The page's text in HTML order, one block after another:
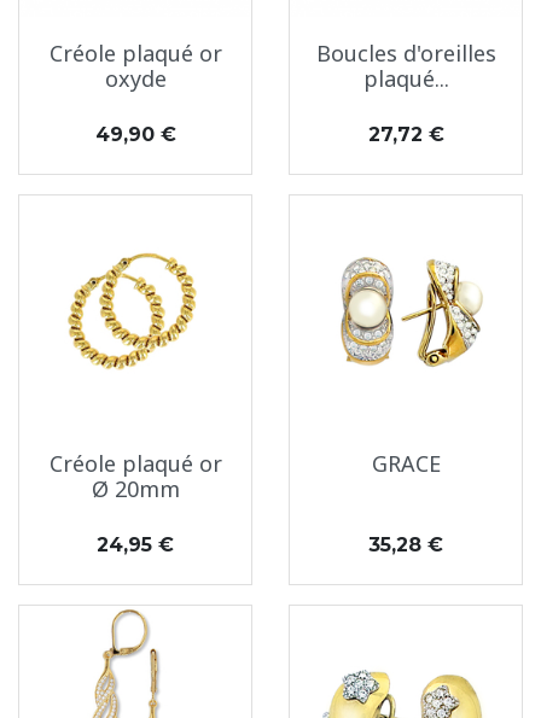
Créole plaqué or
oxyde
Prix
49,90 €
Boucles d'oreilles
plaqué...
Prix
27,72 €
Créole plaqué or
Ø 20mm
Prix
24,95 €
GRACE
Prix
35,28 €